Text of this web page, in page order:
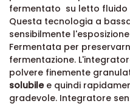
fermentato su letto fluido
Questa tecnologia a
sensibilmente
Fermentata per
fermentazione.
polvere finemente
solubilee quindi
gradevole. Integratore